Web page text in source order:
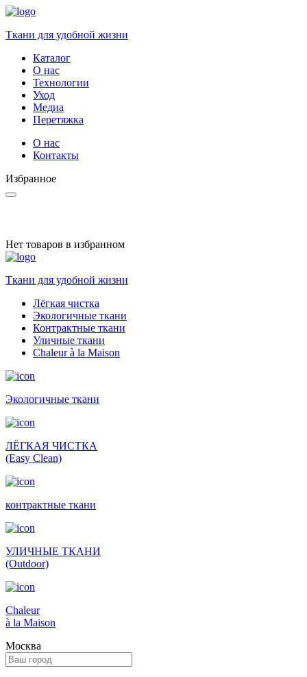
Ткани для удобной жизни
Каталог
О нас
Технологии
Уход
Медиа
Перетяжка
О нас
Контакты
Избранное
Нет товаров в избранном
Ткани для удобной жизни
Лёгкая чистка
Экологичные ткани
Контрактные ткани
Уличные ткани
Сhaleur à la Maison
Экологичные ткани
ЛЁГКАЯ ЧИСТКА
(Easy Clean)
контрактные ткани
УЛИЧНЫЕ ТКАНИ
(Outdoor)
Сhaleur
à la Maison
Москва